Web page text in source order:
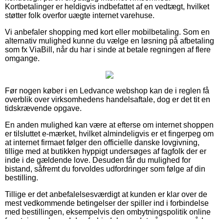
Kortbetalinger er heldigvis indbefattet af en vedtægt, hvilket
støtter folk overfor uægte internet varehuse.
Vi anbefaler shopping med kort eller mobilbetaling. Som en
alternativ mulighed kunne du vælge en løsning på afbetaling
som fx ViaBill, når du har i sinde at betale regningen af flere
omgange.
Før nogen køber i en Ledvance webshop kan de i reglen få
overblik over virksomhedens handelsaftale, dog er det tit en
tidskrævende opgave.
En anden mulighed kan være at efterse om internet shoppen
er tilsluttet e-mærket, hvilket almindeligvis er et fingerpeg om
at internet firmaet følger den officielle danske lovgivning,
tillige med at butikken hyppigt undersøges af fagfolk der er
inde i de gældende love. Desuden får du mulighed for
bistand, såfremt du forvoldes udfordringer som følge af din
bestilling.
Tillige er det anbefalelsesværdigt at kunden er klar over de
mest vedkommende betingelser der spiller ind i forbindelse
med bestillingen, eksempelvis den ombytningspolitik online